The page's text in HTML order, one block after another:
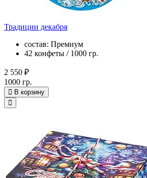
Традиции декабря
состав: Премиум
42 конфеты / 1000 гр.
2 550 ₽
1000 гр.
В корзину